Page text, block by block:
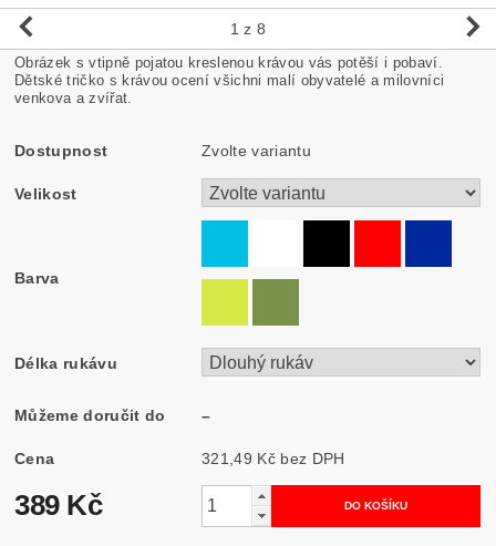
1 z 8
Obrázek s vtipně pojatou kreslenou krávou vás potěší i pobaví.
Dětské tričko s krávou ocení všichni malí obyvatelé a milovníci
venkova a zvířat.
Dostupnost Zvolte variantu
Velikost
Barva
Délka rukávu
Můžeme doručit do –
Cena 321,49 Kč bez DPH
389 Kč